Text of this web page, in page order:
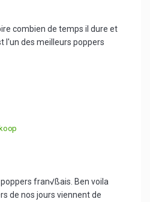
combien de temps il dure et
l'un des meilleurs poppers
fran√ßais. Ben voila
de nos jours viennent de